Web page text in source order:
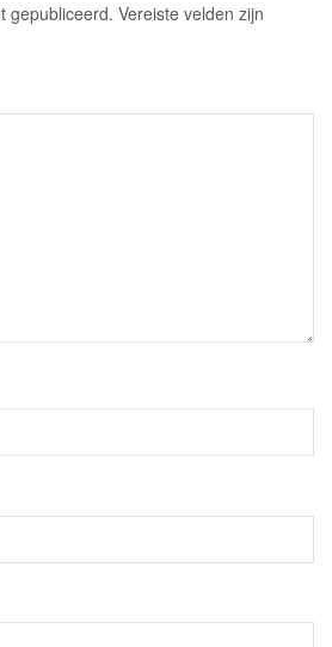
gepubliceerd. Vereiste velden zijn